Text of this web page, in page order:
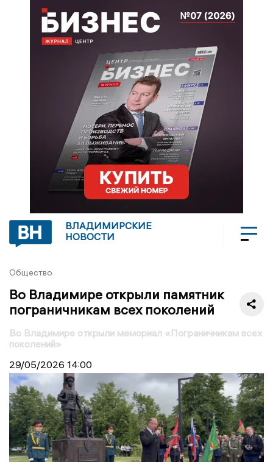
ВЛАДИМИРСКИЕ
НОВОСТИ
Общество
Во Владимире открыли памятник
пограничникам всех поколений
Во Владимире открыли мемориал «Пограничникам всех
поколений»
29/05/2026 14:00